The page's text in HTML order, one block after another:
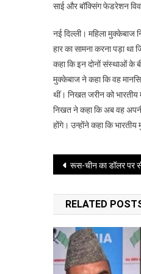
साई और बॉक्सिंग फेडरेशन
नई दिल्ली। महिला
हार का सामना करना पड़ा
कहा कि इन दोनों संस्थाओं के
मुक्केबाज ने कहा कि वह
थीं। निखत जरीन को
निखत ने कहा कि अब वह
होंगे। उन्होंने कहा कि भारतीय
Post
navigation
रूस-चीन का डॉलर पर सीधा प्रहार: पुतिन-जिनपिंग ने
RELATED